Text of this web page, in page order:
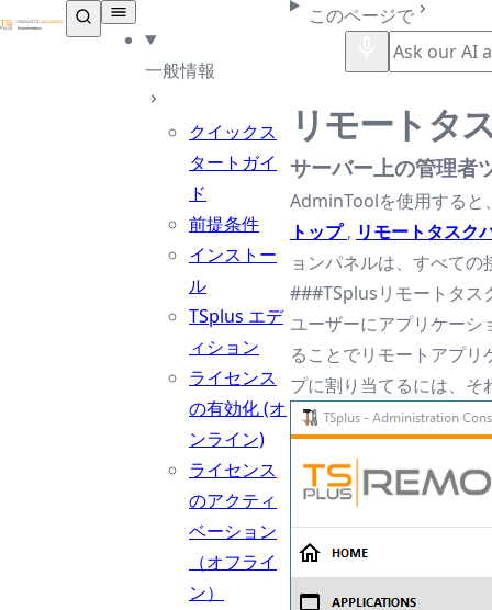
TSplus ドキュメンテーション ®
一般情報
クイックス
タートガイ
ド
前提条件
インストー
ル
TSplus エデ
ィション
ライセンス
の有効化 (オ
ンライン)
ライセンス
のアクティ
ベーション
（オフライ
ン）
このページで
リモートタ
サーバー上の管理者
AdminToolを使用すると
トップ, リモートタスク
ョンパネルは、すべて
###TSplusリモートタス
ユーザーにアプリケーシ
ることでリモートアプ
プに割り当てるには、